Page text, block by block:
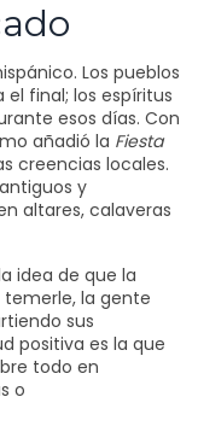
Los pueblos
final; los espíritus
esos días. Con
añadió la Fiesta
creencias locales.
y
altares, calaveras
idea de que la
temerle, la gente
sus
positiva es la que
todo en
o